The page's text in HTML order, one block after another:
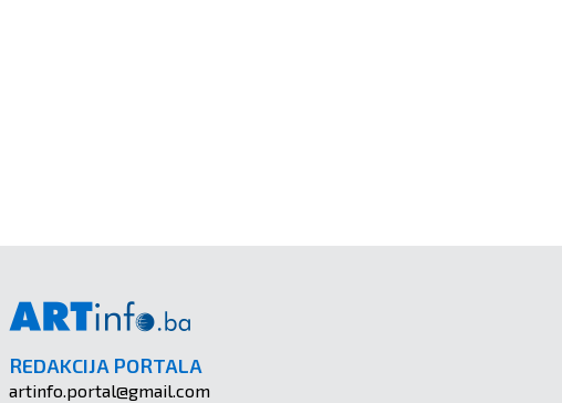
REDAKCIJA PORTALA
artinfo.portal@gmail.com